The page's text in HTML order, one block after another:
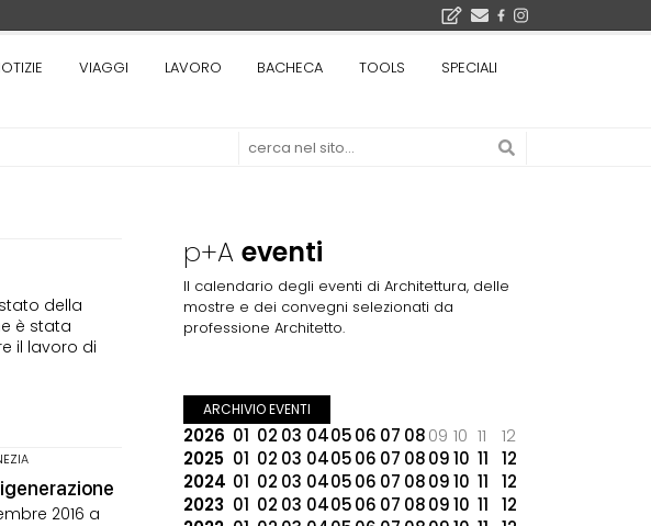
VIAGGI LAVORO BACHECA TOOLS SPECIALI
della
è stata
il lavoro di
2016 a
p+A eventi
Il calendario degli eventi di Architettura, delle
mostre e dei convegni selezionati da
professione Architetto.
ARCHIVIO EVENTI
2026 01 02 03 040506 07 0809 10 11
12
2025 01 02 03 040506 07 080910 11
12
2024 01 02 03 040506 07 080910 11
12
2023 01 02 03 040506 07 080910 11
12
agosto > 30 settembre 2026